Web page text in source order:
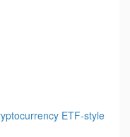
ETF-style